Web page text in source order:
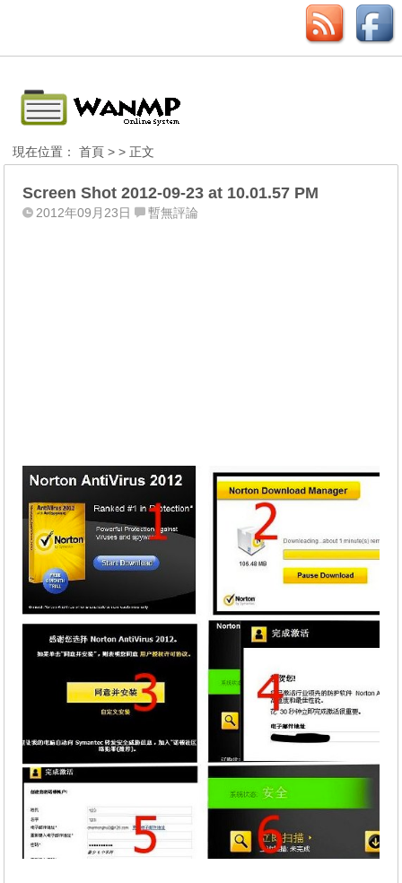
現在位置：首頁 > > 正文
Screen Shot 2012-09-23 at 10.01.57 PM
2012年09月23日 暫無評論